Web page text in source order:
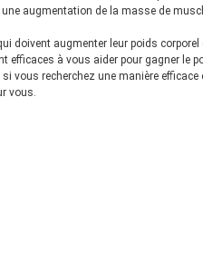
augmentation de la masse de
doivent augmenter leur poids
efficaces à vous aider pour gagner le
vous recherchez une manière efficace
vous.